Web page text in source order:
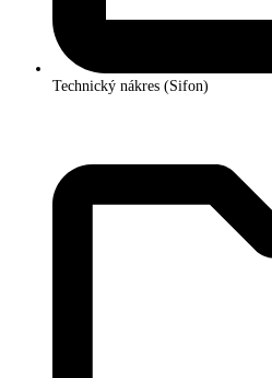
Technický nákres (Sifon)